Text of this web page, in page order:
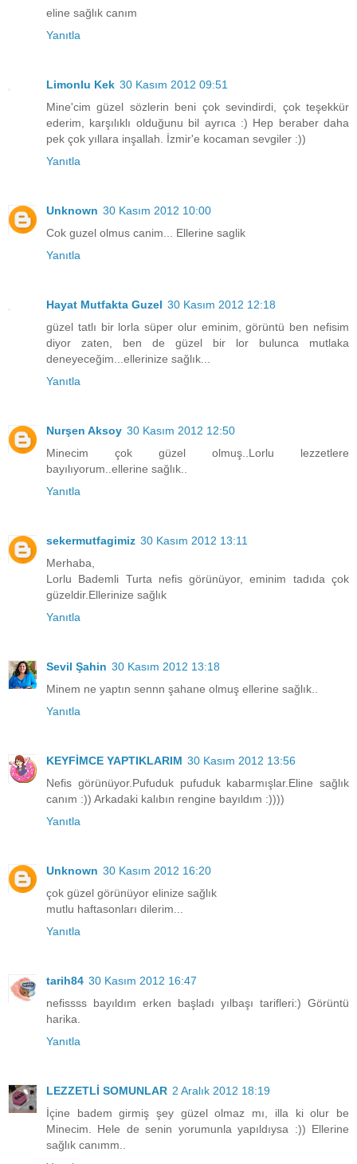
eline sağlık canım
Yanıtla
Limonlu Kek 30 Kasım 2012 09:51
Mine'cim güzel sözlerin beni çok sevindirdi, çok teşekkür
ederim, karşılıklı olduğunu bil ayrıca :) Hep beraber daha
pek çok yıllara inşallah. İzmir'e kocaman sevgiler :))
Yanıtla
Unknown 30 Kasım 2012 10:00
Cok guzel olmus canim... Ellerine saglik
Yanıtla
Hayat Mutfakta Guzel 30 Kasım 2012 12:18
güzel tatlı bir lorla süper olur eminim, görüntü ben nefisim
diyor zaten, ben de güzel bir lor bulunca mutlaka
deneyeceğim...ellerinize sağlık...
Yanıtla
Nurşen Aksoy 30 Kasım 2012 12:50
Minecim çok güzel olmuş..Lorlu lezzetlere
bayılıyorum..ellerine sağlık..
Yanıtla
sekermutfagimiz 30 Kasım 2012 13:11
Merhaba,
Lorlu Bademli Turta nefis görünüyor, eminim tadıda çok
güzeldir.Ellerinize sağlık
Yanıtla
Sevil Şahin 30 Kasım 2012 13:18
Minem ne yaptın sennn şahane olmuş ellerine sağlık..
Yanıtla
KEYFİMCE YAPTIKLARIM 30 Kasım 2012 13:56
Nefis görünüyor.Pufuduk pufuduk kabarmışlar.Eline sağlık
canım :)) Arkadaki kalıbın rengine bayıldım :))))
Yanıtla
Unknown 30 Kasım 2012 16:20
çok güzel görünüyor elinize sağlık
mutlu haftasonları dilerim...
Yanıtla
tarih84 30 Kasım 2012 16:47
nefissss bayıldım erken başladı yılbaşı tarifleri:) Görüntü
harika.
Yanıtla
LEZZETLİ SOMUNLAR 2 Aralık 2012 18:19
İçine badem girmiş şey güzel olmaz mı, illa ki olur be
Minecim. Hele de senin yorumunla yapıldıysa :)) Ellerine
sağlık canımm..